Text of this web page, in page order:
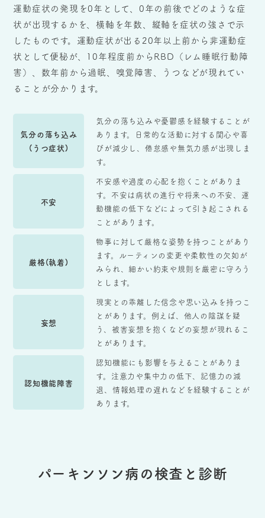
運動症状の発現を0年として、0年の前後でどのような症
状が出現するかを、横軸を年数、縦軸を症状の強さで示
したものです。運動症状が出る20年以上前から非運動症
状として便秘が、10年程度前からRBD（レム睡眠行動障
害）、数年前から過眠、嗅覚障害、うつなどが現れてい
ることが分かります。
気分の落ち込み
(うつ症状)
気分の落ち込みや憂鬱感を経験することが
あります。日常的な活動に対する関心や喜
びが減少し、倦怠感や無気力感が出現しま
す。
不安
不安感や過度の心配を抱くことがありま
す。不安は病状の進行や将来への不安、運
動機能の低下などによって引き起こされる
ことがあります。
厳格(執着)
物事に対して厳格な姿勢を持つことがあり
ます。ルーティンの変更や柔軟性の欠如が
みられ、細かい約束や規則を厳密に守ろう
とします。
妄想
現実との乖離した信念や思い込みを持つこ
とがあります。例えば、他人の陰謀を疑
う、被害妄想を抱くなどの妄想が現れるこ
とがあります。
認知機能障害
認知機能にも影響を与えることがありま
す。注意力や集中力の低下、記憶力の減
退、情報処理の遅れなどを経験することが
あります。
パーキンソン病の検査と診断